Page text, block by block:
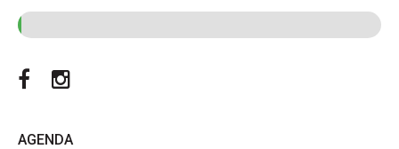
Facebook
AGENDA